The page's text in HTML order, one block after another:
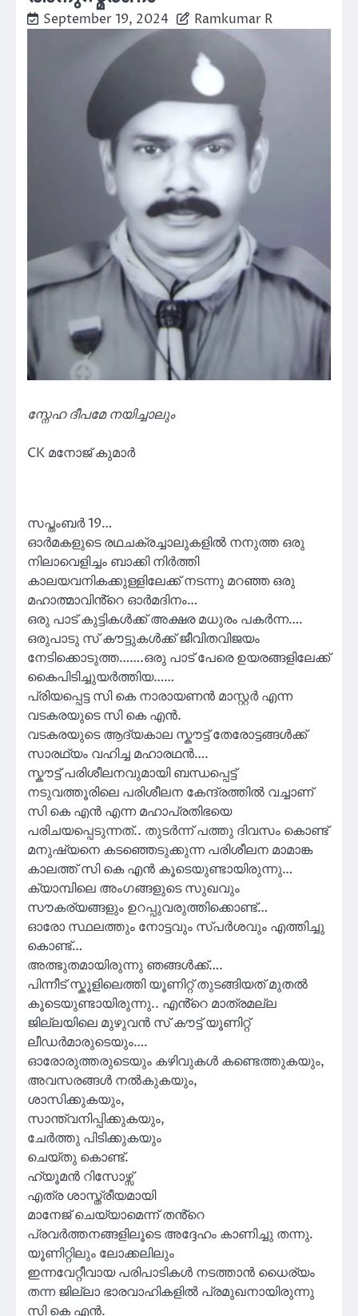
September 19, 2024 Ramkumar R
സ്നേഹ ദീപമേ നയിച്ചാലും
CK മനോജ് കുമാർ
സപ്തംബർ 19…
ഓർമകളുടെ രഥചക്രച്ചാലുകളിൽ നനുത്ത ഒരു
നിലാവെളിച്ചം ബാക്കി നിർത്തി
കാലയവനികക്കുള്ളിലേക്ക് നടന്നു മറഞ്ഞ ഒരു
മഹാത്മാവിൻ്റെ ഓർമദിനം…
ഒരു പാട് കുട്ടികൾക്ക് അക്ഷര മധുരം പകർന്ന….
ഒരുപാടു സ് കൗട്ടുകൾക്ക് ജീവിതവിജയം
നേടിക്കൊടുത്ത…….ഒരു പാട് പേരെ ഉയരങ്ങളിലേക്ക്
കൈപിടിച്ചുയർത്തിയ……
പ്രിയപ്പെട്ട സി കെ നാരായണൻ മാസ്റ്റർ എന്ന
വടകരയുടെ സി കെ എൻ.
വടകരയുടെ ആദ്യകാല സ്കൗട്ട് തേരോട്ടങ്ങൾക്ക്
സാരഥ്യം വഹിച്ച മഹാരഥൻ….
സ്കൗട്ട് പരിശീലനവുമായി ബന്ധപ്പെട്ട്
നടുവത്തൂരിലെ പരിശീലന കേന്ദ്രത്തിൽ വച്ചാണ്
സി കെ എൻ എന്ന മഹാപ്രതിഭയെ
പരിചയപ്പെടുന്നത്.. തുടർന്ന് പത്തു ദിവസം കൊണ്ട്
മനുഷ്യനെ കടഞ്ഞെടുക്കുന്ന പരിശീലന മാമാങ്ക
കാലത്ത് സി കെ എൻ കൂടെയുണ്ടായിരുന്നു…
ക്യാമ്പിലെ അംഗങ്ങളുടെ സുഖവും
സൗകര്യങ്ങളും ഉറപ്പുവരുത്തിക്കൊണ്ട്…
ഓരോ സ്ഥലത്തും നോട്ടവും സ്പർശവും എത്തിച്ചു
കൊണ്ട്…
അത്ഭുതമായിരുന്നു ഞങ്ങൾക്ക്….
പിന്നീട് സ്കൂളിലെത്തി യൂണിറ്റ് തുടങ്ങിയത് മുതൽ
കൂടെയുണ്ടായിരുന്നു.. എൻ്റെ മാത്രമല്ല
ജില്ലയിലെ മുഴുവൻ സ് കൗട്ട് യൂണിറ്റ്
ലീഡർമാരുടെയും….
ഓരോരുത്തരുടെയും കഴിവുകൾ കണ്ടെത്തുകയും,
അവസരങ്ങൾ നൽകുകയും,
ശാസിക്കുകയും,
സാന്ത്വനിപ്പിക്കുകയും,
ചേർത്തു പിടിക്കുകയും
ചെയ്തു കൊണ്ട്.
ഹ്യൂമൻ റിസോഴ്സ്
എത്ര ശാസ്ത്രീയമായി
മാനേജ് ചെയ്യാമെന്ന് തൻ്റെ
പ്രവർത്തനങ്ങളിലൂടെ അദ്ദേഹം കാണിച്ചു തന്നു.
യൂണിറ്റിലും ലോക്കലിലും
ഇന്നവേറ്റീവായ പരിപാടികൾ നടത്താൻ ധൈര്യം
തന്ന ജില്ലാ ഭാരവാഹികളിൽ പ്രമുഖനായിരുന്നു
സി കെ എൻ.